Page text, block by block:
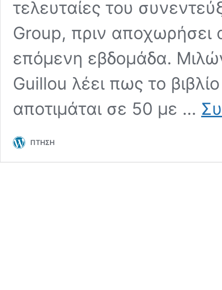
τελευταίες του
Group, πριν αποχωρήσει
επόμενη εβδομάδα.
Guillou λέει πως το
αποτιμάται σε 50 με …
ΠΤΗΣΗ